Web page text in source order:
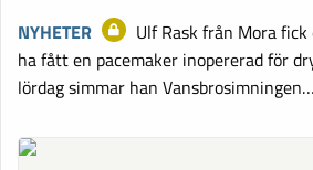
NYHETER
Ulf Rask från Mora
ha fått en pacemaker inopererad för
lördag simmar han Vansbrosimningen…